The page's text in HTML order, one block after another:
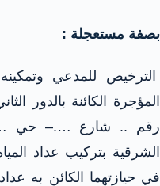
بصفة مستعجلة :
الترخيص للمدعي
المؤجرة الكائنة بالدور
رقم .. شارع ….– حي …
الشرقية بتركيب عداد
في حيازتهما الكائن به